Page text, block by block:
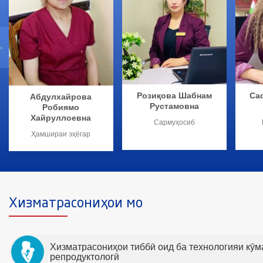
Абдулхайрова
Робиямо
Хайруллоевна
Ҳамшираи эҳёгар
Розиқова Шабнам
Рустамовна
Сармуҳосиб
Хизматрасониҳои мо
Хизматрасониҳои тиббӣ оид ба технологияи
репродуктологӣ